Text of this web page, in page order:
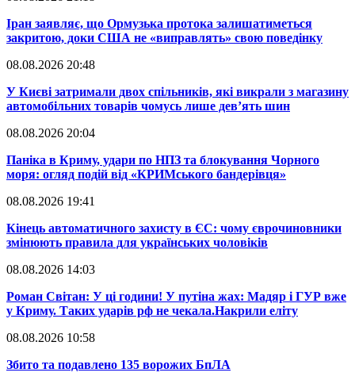
​Іран заявляє, що Ормузька протока залишатиметься
закритою, доки США не «виправлять» свою поведінку
08.08.2026 20:48
​У Києві затримали двох спільників, які викрали з магазину
автомобільних товарів чомусь лише дев’ять шин
08.08.2026 20:04
Паніка в Криму, удари по НПЗ та блокування Чорного
моря: огляд подій від «КРИМського бандерівця»
08.08.2026 19:41
​Кінець автоматичного захисту в ЄС: чому єврочиновники
змінюють правила для українських чоловіків
08.08.2026 14:03
​Роман Світан: У ці години! У путіна жах: Мадяр і ГУР вже
у Криму. Таких ударів рф не чекала.Накрили еліту
08.08.2026 10:58
​Збито та подавлено 135 ворожих БпЛА